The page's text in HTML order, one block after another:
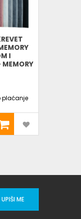
I
plaćanje
UPIŠI ME